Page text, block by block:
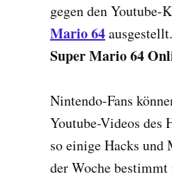
gegen den Youtube-
Mario 64
Super Mario 64
Nintendo-Fans
Youtube-Videos des
so einige Hacks und
der Woche